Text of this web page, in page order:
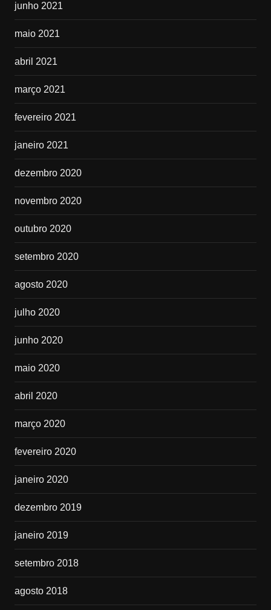
junho 2021
maio 2021
abril 2021
março 2021
fevereiro 2021
janeiro 2021
dezembro 2020
novembro 2020
outubro 2020
setembro 2020
agosto 2020
julho 2020
junho 2020
maio 2020
abril 2020
março 2020
fevereiro 2020
janeiro 2020
dezembro 2019
janeiro 2019
setembro 2018
agosto 2018